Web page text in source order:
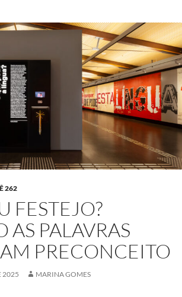
262
FESTEJO?
AS PALAVRAS
PRECONCEITO
2025 MARINA GOMES